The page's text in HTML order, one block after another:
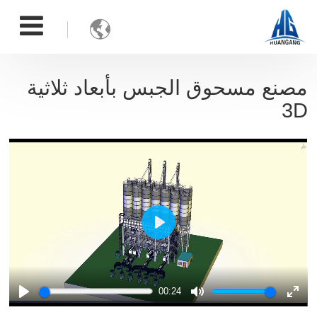

مصنع مسحوق الجبس بأبعاد ثلاثية
3D
Play
00:24
Mute
Play